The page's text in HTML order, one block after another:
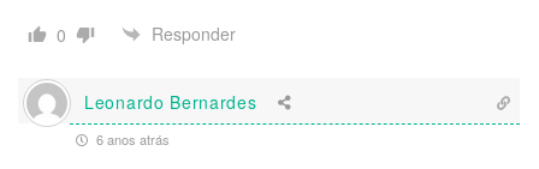
0
Responder
Leonardo Bernardes
6 anos atrás